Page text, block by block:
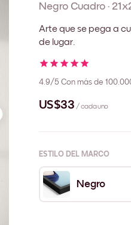
Negro Cuadro ·
Arte que se pega a
de lugar.
4.9/5 Con más de
US$33 / cada uno
ESTILO DEL MARCO
Negro